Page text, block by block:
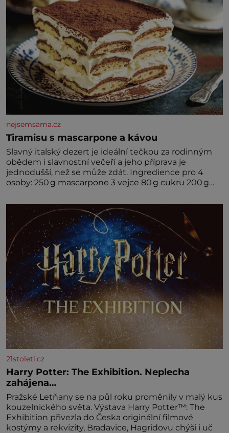
nejsemsama.cz
Tiramisu s mascarpone a kávou
Slavný italský dezert je ideální tečkou za rodinným
obědem i slavnostní večeří a jeho příprava je
jednodušší, než se může zdát. Ingredience pro 4
osoby: 250 g mascarpone 3 vejce 80 g cukru 200 g
amaretta kakao na posypání Postup: Oddělte
žloutky od bílků. Žloutky vyšlehejte s cukrem do
světlé pěny a postupně do nich vmíchejte
mascarpone, aby vznikl hladký
21stoleti.cz
Harry Potter: The Exhibition. Neplecha
zahájena…
Pražské Letňany se na půl roku proměnily v malý kus
kouzelnického světa. Výstava Harry Potter™: The
Exhibition přivezla do Česka originální filmové
kostýmy a rekvizity, Bradavice, Hagridovu chýši i uč